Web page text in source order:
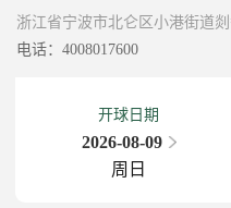
浙江省宁波市北仑区小港街道
电话：4008017600
开球日期
2026-08-09
周日